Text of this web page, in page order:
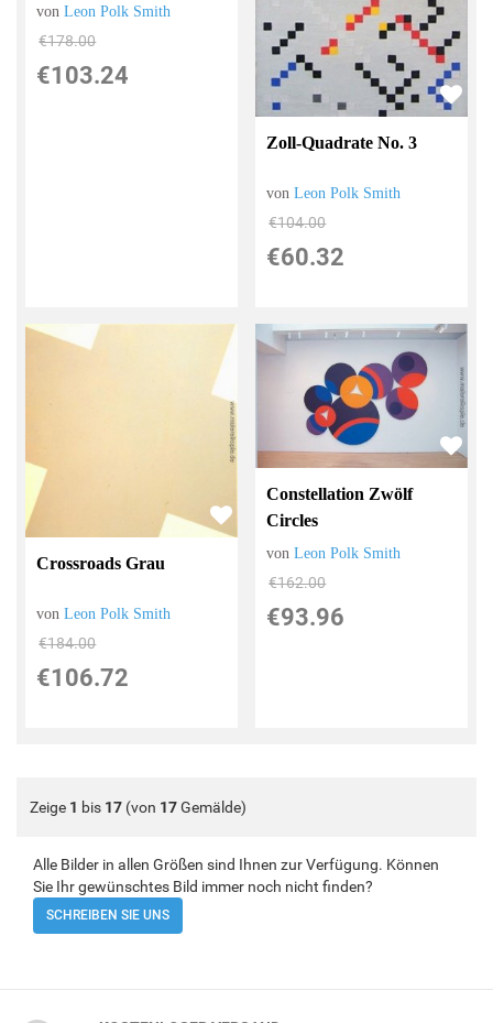
vonLeon Polk Smith
€178.00
€103.24
Zoll-Quadrate No. 3
vonLeon Polk Smith
€104.00
€60.32
Crossroads Grau
vonLeon Polk Smith
€184.00
€106.72
Constellation Zwölf
Circles
vonLeon Polk Smith
€162.00
€93.96
Zeige 1 bis 17 (von 17Gemälde)
Alle Bilder in allen Größen sind Ihnen zur Verfügung. Können
Sie Ihr gewünschtes Bild immer noch nicht finden?
SCHREIBEN SIE UNS